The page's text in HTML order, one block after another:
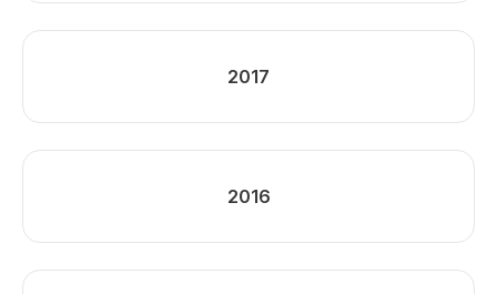
2017
2016